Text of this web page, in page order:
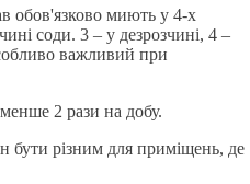
обов'язково миють у 4-х
соди. 3 – у дезрозчині, 4 –
важливий при
2 рази на добу.
бути різним для приміщень, де